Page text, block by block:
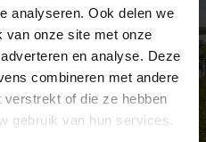
analyseren. Ook delen we
van onze site met onze
en analyse. Deze
combineren met andere
of die ze hebben
gebruik van hun services.